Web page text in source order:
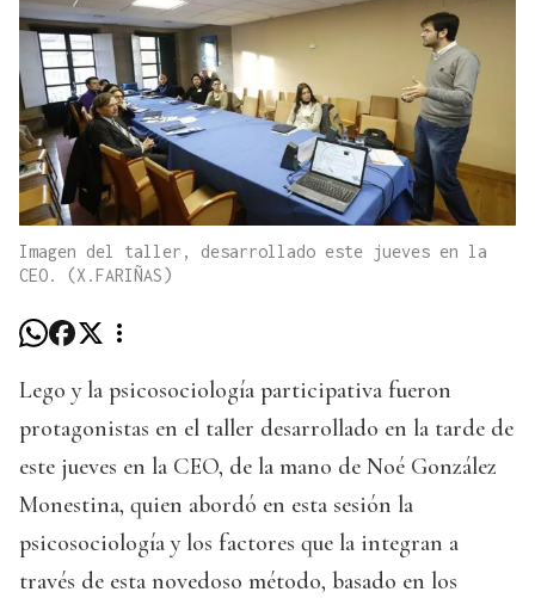
Imagen del taller, desarrollado este jueves en la
CEO. (X.FARIÑAS)
Lego y la psicosociología participativa fueron
protagonistas en el taller desarrollado en la tarde de
este jueves en la CEO, de la mano de Noé González
Monestina, quien abordó en esta sesión la
psicosociología y los factores que la integran a
través de esta novedoso método, basado en los